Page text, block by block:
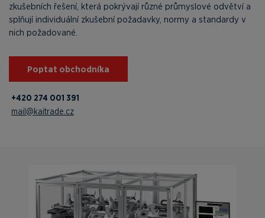
zkušebních řešení, která pokrývají různé průmyslové odvětví a
splňují individuální zkušební požadavky, normy a standardy v
nich požadované.
Poptat obchodníka
+420 274 001 391
mail@kaitrade.cz